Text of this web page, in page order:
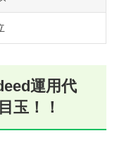
運用代
玉！！